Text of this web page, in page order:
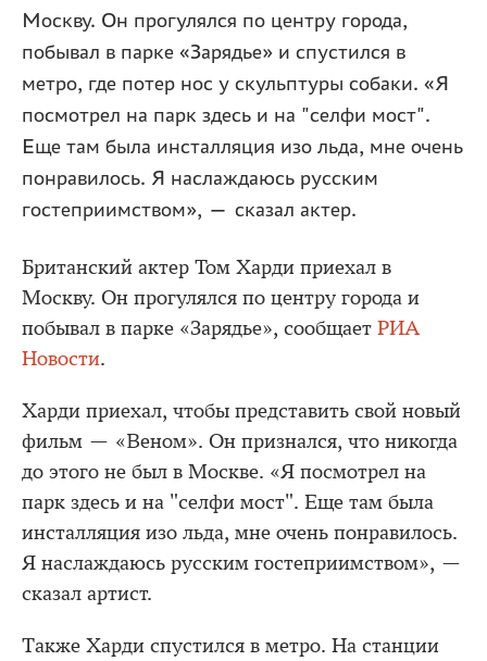
Москву. Он прогулялся по центру города,
побывал в парке «Зарядье» и спустился в
метро, где потер нос у скульптуры собаки. «Я
посмотрел на парк здесь и на "селфи мост".
Еще там была инсталляция изо льда, мне очень
понравилось. Я наслаждаюсь русским
гостеприимством», — сказал актер.
Британский актер Том Харди приехал в
Москву. Он прогулялся по центру города и
побывал в парке «Зарядье», сообщает РИА
Новости.
Харди приехал, чтобы представить свой новый
фильм — «Веном». Он признался, что никогда
до этого не был в Москве. «Я посмотрел на
парк здесь и на "селфи мост". Еще там была
инсталляция изо льда, мне очень понравилось.
Я наслаждаюсь русским гостеприимством», —
сказал артист.
Также Харди спустился в метро. На станции